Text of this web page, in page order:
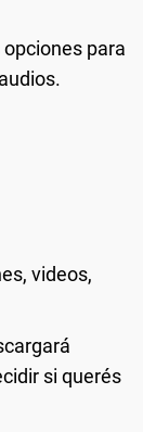
para
videos,
si querés